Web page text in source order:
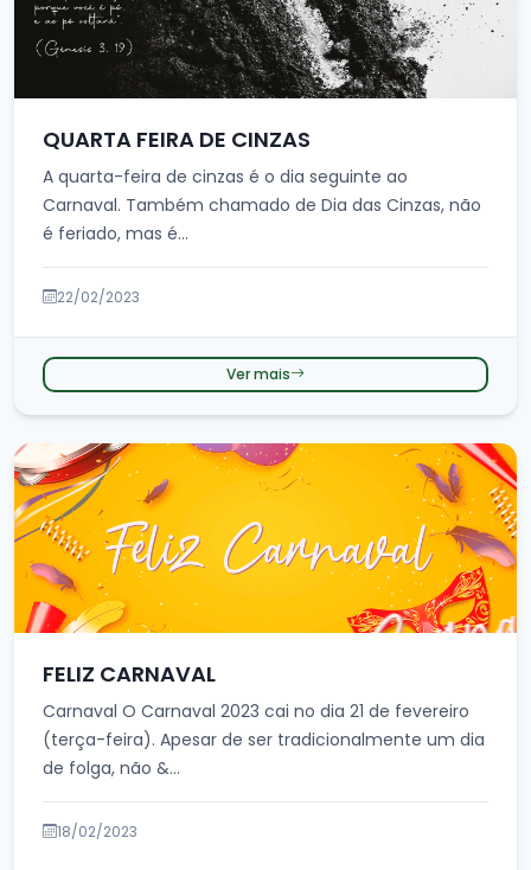
QUARTA FEIRA DE CINZAS
A quarta-feira de cinzas é o dia seguinte ao
Carnaval. Também chamado de Dia das Cinzas, não
é feriado, mas é...
22/02/2023
Ver mais
FELIZ CARNAVAL
Carnaval O Carnaval 2023 cai no dia 21 de fevereiro
(terça-feira). Apesar de ser tradicionalmente um dia
de folga, não &...
18/02/2023